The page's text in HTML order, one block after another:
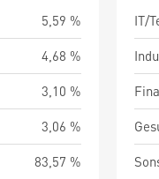
5,59 %
4,68 %
3,10 %
3,06 %
83,57 %
IT/